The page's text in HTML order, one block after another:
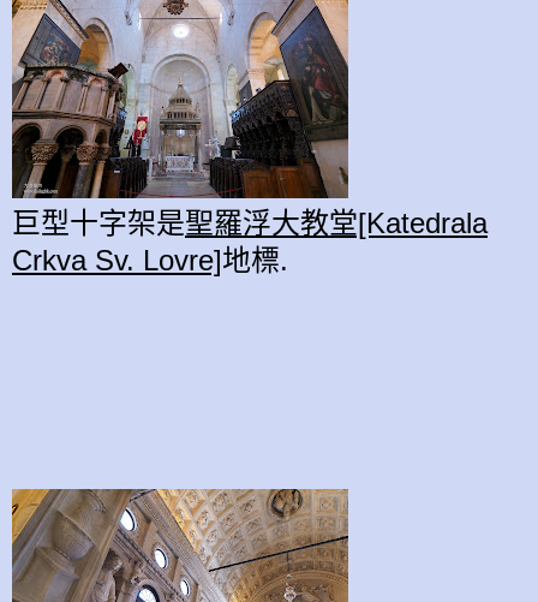
巨型十字架是聖羅浮大教堂[Katedrala
Crkva Sv. Lovre]地標.